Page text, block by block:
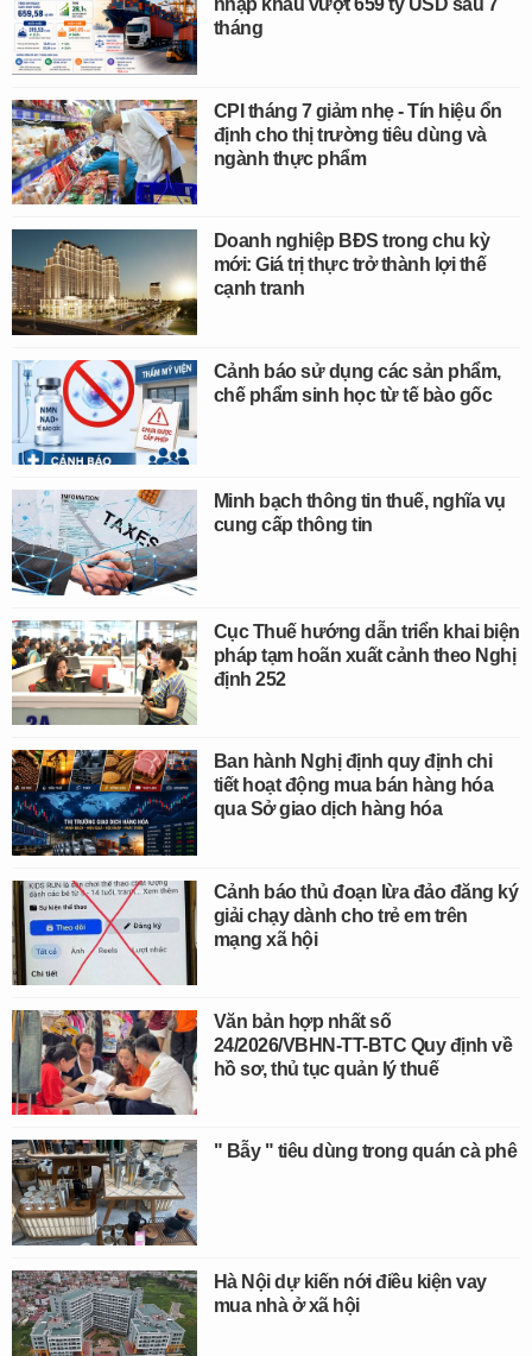
nhập khẩu vượt 659 tỷ USD sau 7
tháng
CPI tháng 7 giảm nhẹ - Tín hiệu ổn
định cho thị trường tiêu dùng và
ngành thực phẩm
Doanh nghiệp BĐS trong chu kỳ
mới: Giá trị thực trở thành lợi thế
cạnh tranh
Cảnh báo sử dụng các sản phẩm,
chế phẩm sinh học từ tế bào gốc
Minh bạch thông tin thuế, nghĩa vụ
cung cấp thông tin
Cục Thuế hướng dẫn triển khai biện
pháp tạm hoãn xuất cảnh theo Nghị
định 252
Ban hành Nghị định quy định chi
tiết hoạt động mua bán hàng hóa
qua Sở giao dịch hàng hóa
Cảnh báo thủ đoạn lừa đảo đăng ký
giải chạy dành cho trẻ em trên
mạng xã hội
Văn bản hợp nhất số
24/2026/VBHN-TT-BTC Quy định về
hồ sơ, thủ tục quản lý thuế
" Bẫy " tiêu dùng trong quán cà phê
Hà Nội dự kiến nới điều kiện vay
mua nhà ở xã hội